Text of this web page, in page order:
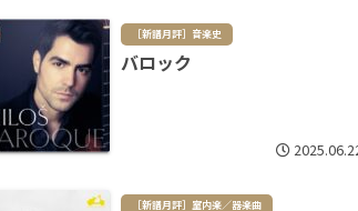
［新譜月評］音楽史
バロック
［新譜月評］室内楽／器楽曲